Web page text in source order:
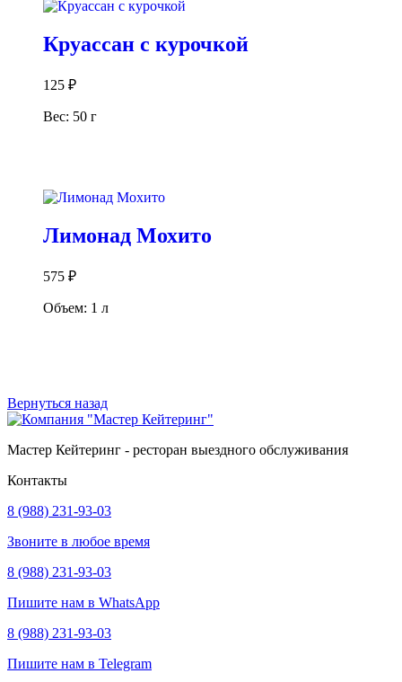
Круассан с курочкой
125 ₽
Вес: 50 г
Лимонад Мохито
575 ₽
Объем: 1 л
Вернуться назад
Мастер Кейтеринг - ресторан выездного обслуживания
Контакты
8 (988) 231-93-03
Звоните в любое время
8 (988) 231-93-03
Пишите нам в WhatsApp
8 (988) 231-93-03
Пишите нам в Telegram